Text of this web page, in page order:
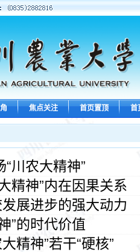
焦点关注 首页置顶 首
川农大精神”
精神”内在因果关系
展进步的强大动力
”的时代价值
精神”若干“硬核”‍​